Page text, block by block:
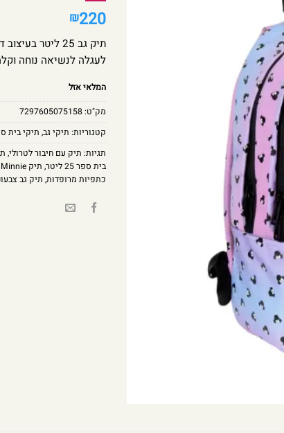
₪220
תיק גב 25
לעגלה לנשיאה נוחה
המלאי אזל
מק"ט:7297605075158
קטגוריות: תיקי גב, תיקי בית
תגיות: תיק עם חיבור לטרולי,
בית ספר 25 ליטר
, תיק Minnie - מבית Kal Gav
כתפיות מרופדות, תיק גב